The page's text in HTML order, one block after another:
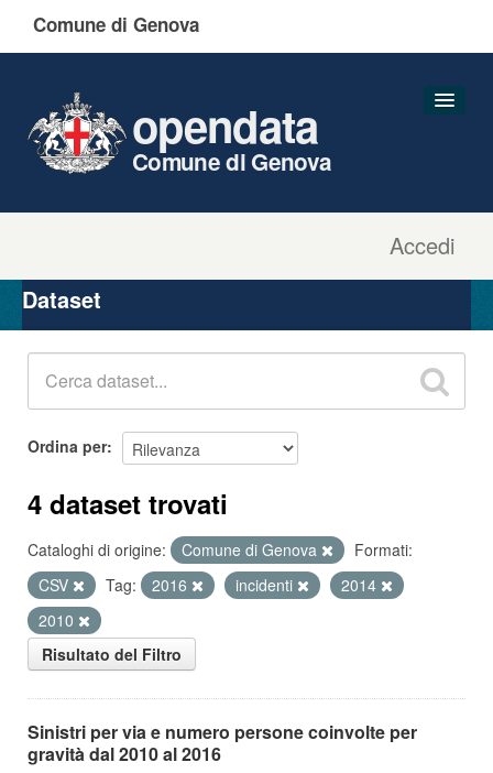
Comune di Genova
Accedi
opendata
Comune di Genova
Organizzazioni
Gruppi
Dataset
Ordina per
4 dataset trovati
Cataloghi di origine: Comune di Genova
Formati:
CSV
Tag: 2016 incidenti
2014
2010
Risultato del Filtro
Sinistri per via e numero persone coinvolte per
gravità dal 2010 al 2016